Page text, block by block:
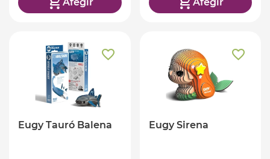
Eugy Tauró Balena Eugy Sirena